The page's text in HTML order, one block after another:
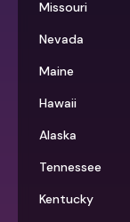
Missouri
Nevada
Maine
Hawaii
Alaska
Tennessee
Kentucky